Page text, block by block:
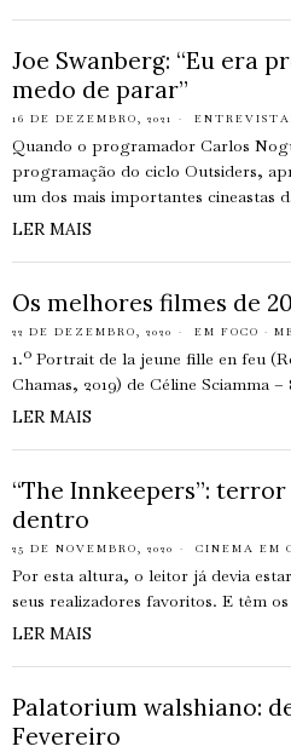
Joe Swanberg: “Eu era
medo de parar”
16 DE DEZEMBRO, 2021
Quando o programador Carlos
programação do ciclo Outsiders,
um dos mais importantes cineastas
LER MAIS
Os melhores filmes de
22 DE DEZEMBRO, 2020 EM FOCO ·
1.º Portrait de la jeune fille en feu
Chamas, 2019) de Céline Sciamma
LER MAIS
“The Innkeepers”:
dentro
25 DE NOVEMBRO, 2020 CINEMA EM
Por esta altura, o leitor já devia
seus realizadores favoritos. E têm
LER MAIS
Palatorium walshiano:
Fevereiro